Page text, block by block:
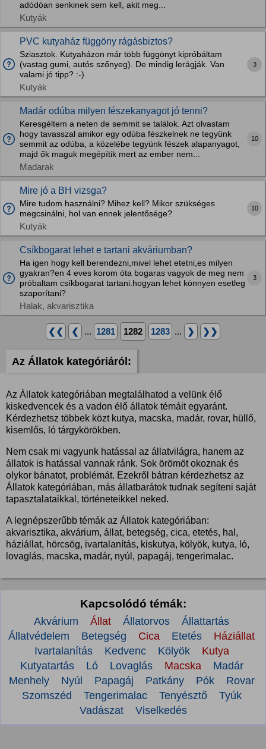
adódóan senkinek sem kell, akit meg...
Kutyák
PVC kutyaház függöny rágásbiztos?
Sziasztok. Kutyaházon már több függönyt kipróbáltam
(vastag gumi, autós szőnyeg). De mindig lerágják. Van
valami jó tipp? :-)
Kutyák
3
Madár odúba milyen fészekanyagot jó tenni?
Keresgéltem a neten de semmit se találok. Azt olvastam
hogy tavasszal amikor egy odúba fészkelnek ne tegyünk
semmit az odúba, a közelébe tegyünk fészek alapanyagot,
majd ők maguk megépítik mert az ember nem...
Madarak
10
Mire jó a BH vizsga?
Mire tudom használni? Mihez kell? Mikor szükséges
megcsinálni, hol van ennek jelentősége?
Kutyák
10
Csíkbogarat lehet e tartani akváriumban?
Ha igen hogy kell berendezni,mivel lehet etetni,es milyen
gyakran?en 4 eves korom óta bogaras vagyok de meg nem
próbaltam csíkbogarat tartani.hogyan lehet könnyen esetleg
szaporítani?
Halak, akvarisztika
3
❮❮ ❮ ... 1281 1282 1283 ... ❯ ❯❯
Az Állatok kategóriáról:
Az Állatok kategóriában megtalálhatod a velünk élő
kiskedvencek és a vadon élő állatok témáit egyaránt.
Kérdezhetsz többek közt kutya, macska, madár, rovar, hüllő,
kisemlős, ló tárgykörökben.
Nem csak mi vagyunk hatással az állatvilágra, hanem az
állatok is hatással vannak ránk. Sok örömöt okoznak és
olykor bánatot, problémát. Ezekről bátran kérdezhetsz az
Állatok kategóriában, más állatbarátok tudnak segíteni saját
tapasztalataikkal, történeteikkel neked.
A legnépszerűbb témák az Állatok kategóriában:
akvarisztika, akvárium, állat, betegség, cica, etetés, hal,
háziállat, hörcsög, ivartalanítás, kiskutya, kölyök, kutya, ló,
lovaglás, macska, madár, nyúl, papagáj, tengerimalac.
Kapcsolódó témák:
Akvárium Állat Állatorvos
Állattartás
Állatvédelem
Betegség Cica Etetés
Háziállat
Ivartalanítás
Kedvenc Kölyök
Kutya
Kutyatartás
Ló Lovaglás Macska
Madár
Menhely
Nyúl Papagáj Patkány Pók
Rovar
Szomszéd
Tengerimalac Tenyésztő
Tyúk
Vadászat
Viselkedés